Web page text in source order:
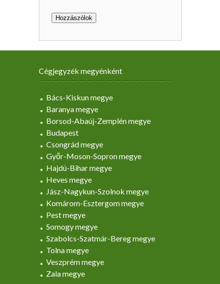
Cégjegyzék megyénként
Bács-Kiskun megye
Baranya megye
Borsod-Abaúj-Zemplén megye
Budapest
Csongrád megye
Győr-Moson-Sopron megye
Hajdú-Bihar megye
Heves megye
Jász-Nagykun-Szolnok megye
Komárom-Esztergom megye
Pest megye
Somogy megye
Szabolcs-Szatmár-Bereg megye
Tolna megye
Veszprém megye
Zala megye